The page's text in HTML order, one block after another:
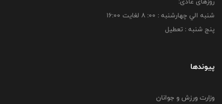
شنبه الي چهارشنبه : 00: 8 لغايت 16:00
پنج شنبه : تعطیل
پیوندها
وزارت ورزش و جوانان